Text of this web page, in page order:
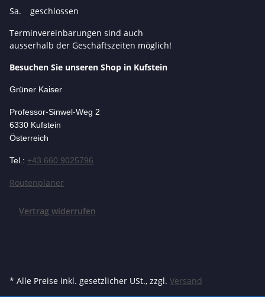
Sa.
geschlossen
Terminvereinbarungen sind auch
ausserhalb der Geschäftszeiten möglich!
Besuchen Sie unseren Shop in Kufstein
Grüner Kaiser
Professor-Sinwel-Weg 2
6330 Kufstein
Österreich
Tel.: +43 660 9025796
Routenplaner
Vertrag widerrufen
* Alle Preise inkl. gesetzlicher USt., zzgl. Versand